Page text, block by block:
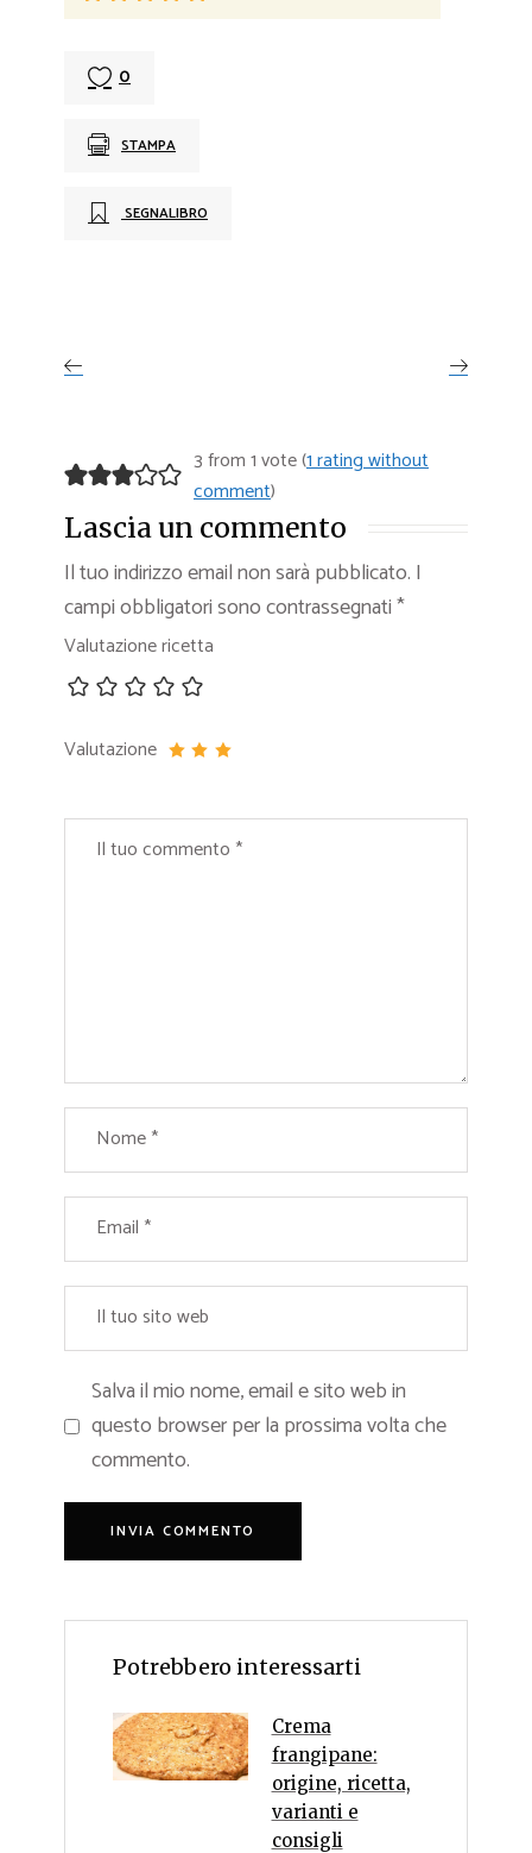
0
STAMPA
SEGNALIBRO
3 from 1 vote (1 rating without
comment)
Lascia un commento
Il tuo indirizzo email non sarà pubblicato. I
campi obbligatori sono contrassegnati*
Valutazione ricetta
Valutazione
Salva il mio nome, email e sito web in
questo browser per la prossima volta che
commento.
Potrebbero interessarti
Crema
frangipane:
origine, ricetta,
varianti e
consigli